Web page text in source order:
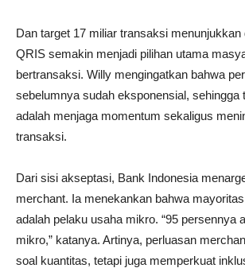
Dan target 17 miliar transaksi menunjukkan
QRIS semakin menjadi pilihan utama
bertransaksi. Willy mengingatkan bahwa
sebelumnya sudah eksponensial, sehingga
adalah menjaga momentum sekaligus
transaksi.
Dari sisi akseptasi, Bank Indonesia
merchant. Ia menekankan bahwa
adalah pelaku usaha mikro. “95 persennya
mikro,” katanya. Artinya, perluasan
soal kuantitas, tetapi juga memperkuat